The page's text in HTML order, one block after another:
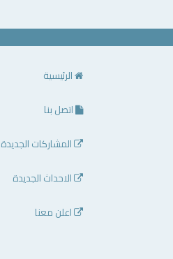
الرئيسية
اتصل بنا
المشاركات الجديدة
الاحداث الجديدة
اعلن معنا